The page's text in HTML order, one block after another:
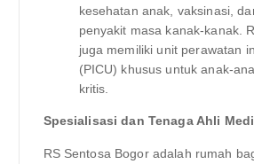
kesehatan anak, vaksinasi,
penyakit masa kanak-kanak.
juga memiliki unit perawatan
(PICU) khusus untuk anak-
kritis.
Spesialisasi dan Tenaga Ahli
RS Sentosa Bogor adalah rumah